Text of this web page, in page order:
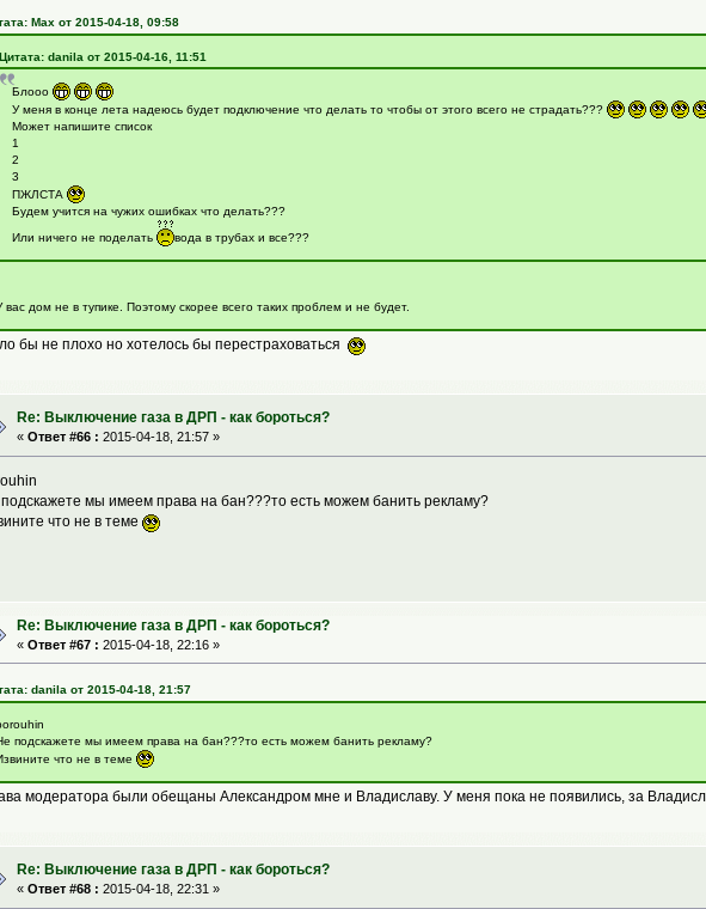
Max от 2015-04-18, 09:58
Цитата: danila от 2015-04-16, 11:51
Блооо
У меня в конце лета надеюсь будет подключение что делать то чтобы от этого всего не страдать???
Может напишите список
1
2
3
ПЖЛСТА
Будем учится на чужих ошибках что делать???
Или ничего не поделать
вода в трубах и все???
вас дом не в тупике. Поэтому скорее всего таких проблем и не будет.
бы не плохо но хотелось бы перестраховаться
Re: Выключение газа в ДРП - как бороться?
«Ответ #66 : 2015-04-18, 21:57 »
мы имеем права на бан???то есть можем банить рекламу?
что не в теме
Re: Выключение газа в ДРП - как бороться?
«Ответ #67 : 2015-04-18, 22:16 »
danila от 2015-04-18, 21:57
подскажете мы имеем права на бан???то есть можем банить рекламу?
что не в теме
модератора были обещаны Александром мне и Владиславу. У меня пока не появились, за
Re: Выключение газа в ДРП - как бороться?
«Ответ #68 : 2015-04-18, 22:31 »